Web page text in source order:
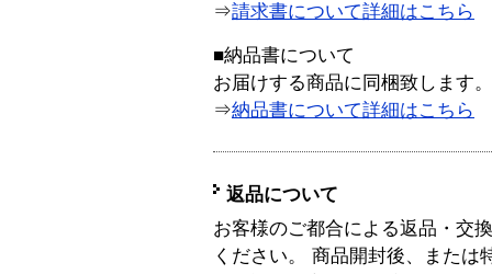
⇒請求書について詳細はこちら
■納品書について
お届けする商品に同梱致します。
⇒納品書について詳細はこちら
返品について
お客様のご都合による返品・交
ください。 商品開封後、または